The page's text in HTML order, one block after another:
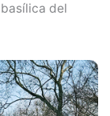
del